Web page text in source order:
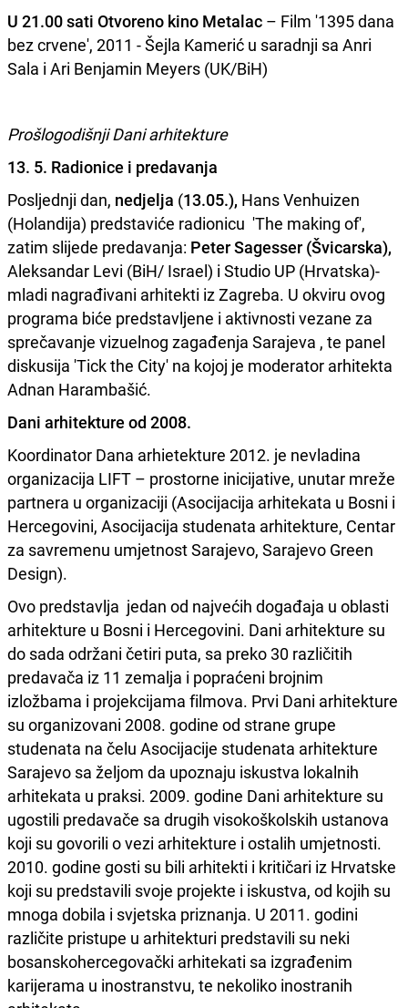
U 21.00 sati Otvoreno kino Metalac – Film '1395 dana
bez crvene', 2011 - Šejla Kamerić u saradnji sa Anri
Sala i Ari Benjamin Meyers (UK/BiH)
Prošlogodišnji Dani arhitekture
13. 5. Radionice i predavanja
Posljednji dan, nedjelja (13.05.), Hans Venhuizen
(Holandija) predstaviće radionicu 'The making of',
zatim slijede predavanja: Peter Sagesser (Švicarska),
Aleksandar Levi (BiH/ Israel) i Studio UP (Hrvatska)-
mladi nagrađivani arhitekti iz Zagreba. U okviru ovog
programa biće predstavljene i aktivnosti vezane za
sprečavanje vizuelnog zagađenja Sarajeva , te panel
diskusija 'Tick the City' na kojoj je moderator arhitekta
Adnan Harambašić.
Dani arhitekture od 2008.
Koordinator Dana arhietekture 2012. je nevladina
organizacija LIFT – prostorne inicijative, unutar mreže
partnera u organizaciji (Asocijacija arhitekata u Bosni i
Hercegovini, Asocijacija studenata arhitekture, Centar
za savremenu umjetnost Sarajevo, Sarajevo Green
Design).
Ovo predstavlja jedan od najvećih događaja u oblasti
arhitekture u Bosni i Hercegovini. Dani arhitekture su
do sada održani četiri puta, sa preko 30 različitih
predavača iz 11 zemalja i popraćeni brojnim
izložbama i projekcijama filmova. Prvi Dani arhitekture
su organizovani 2008. godine od strane grupe
studenata na čelu Asocijacije studenata arhitekture
Sarajevo sa željom da upoznaju iskustva lokalnih
arhitekata u praksi. 2009. godine Dani arhitekture su
ugostili predavače sa drugih visokoškolskih ustanova
koji su govorili o vezi arhitekture i ostalih umjetnosti.
2010. godine gosti su bili arhitekti i kritičari iz Hrvatske
koji su predstavili svoje projekte i iskustva, od kojih su
mnoga dobila i svjetska priznanja. U 2011. godini
različite pristupe u arhitekturi predstavili su neki
bosanskohercegovački arhitekati sa izgrađenim
karijerama u inostranstvu, te nekoliko inostranih